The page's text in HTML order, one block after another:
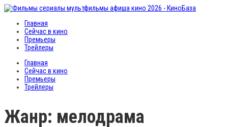
Главная
Сейчас в кино
Премьеры
Трейлеры
Главная
Сейчас в кино
Премьеры
Трейлеры
Жанр: мелодрама